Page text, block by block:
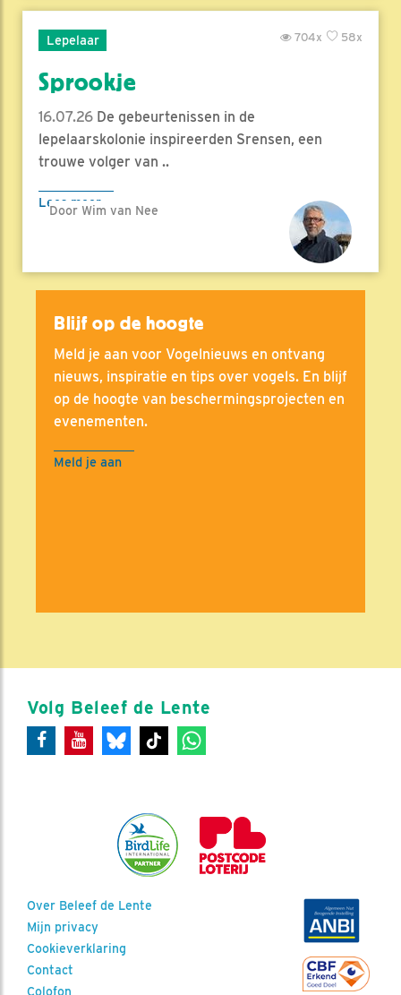
Lepelaar 58x
704x
Sprookje
16.07.26 De gebeurtenissen in de
lepelaarskolonie inspireerden Srensen, een
trouwe volger van ..
Lees meer
Door Wim van Nee
Blijf op de hoogte
Meld je aan voor Vogelnieuws en ontvang
nieuws, inspiratie en tips over vogels. En blijf
op de hoogte van beschermingsprojecten en
evenementen.
Meld je aan
Volg Beleef de Lente
Over Beleef de Lente
Mijn privacy
Cookieverklaring
Contact
Colofon